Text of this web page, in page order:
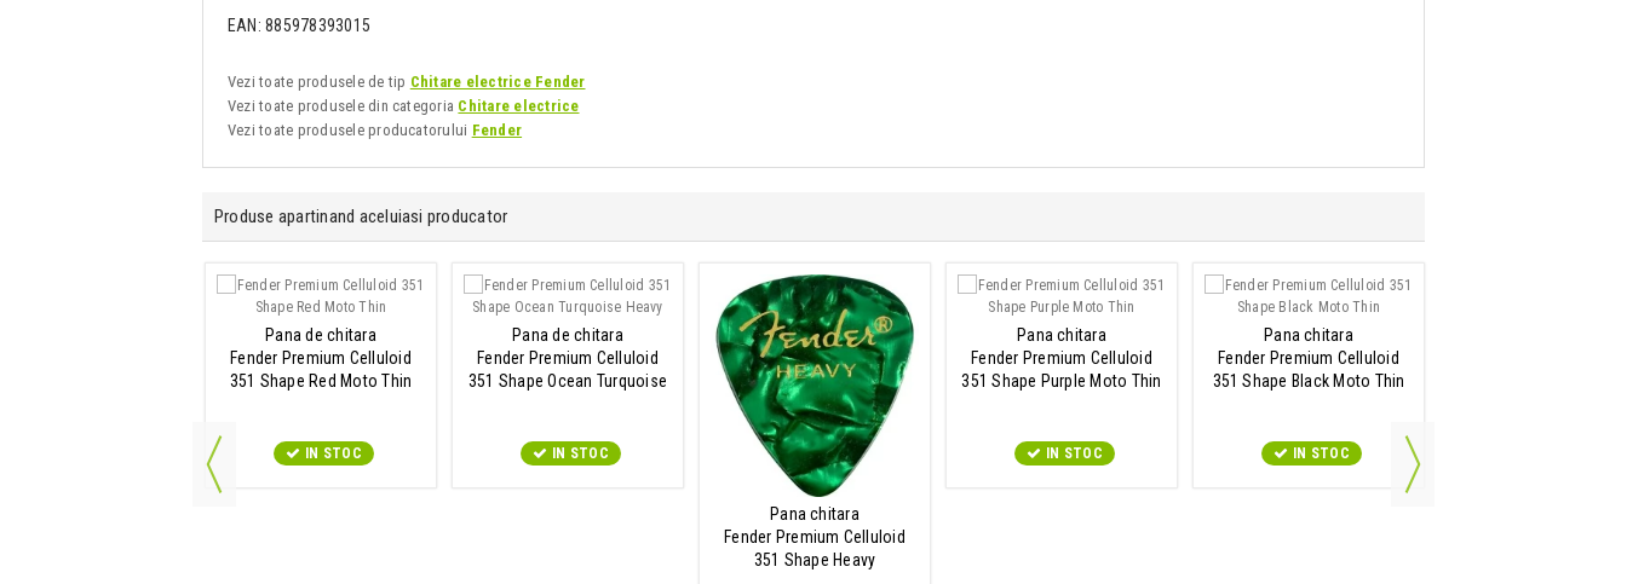
EAN: 885978393015
Vezi toate produsele de tip Chitare electrice Fender
Vezi toate produsele din categoria Chitare electrice
Vezi toate produsele producatorului Fender
Produse apartinand aceluiasi producator
Pana de chitara
Fender Premium Celluloid
351 Shape Red Moto Thin
IN STOC
Pana de chitara
Fender Premium Celluloid
351 Shape Ocean Turquoise
IN STOC
Pana chitara
Fender Premium Celluloid
351 Shape Heavy
Pana chitara
Fender Premium Celluloid
351 Shape Purple Moto Thin
IN STOC
Pana chitara
Fender Premium Celluloid
351 Shape Black Moto Thin
IN STOC